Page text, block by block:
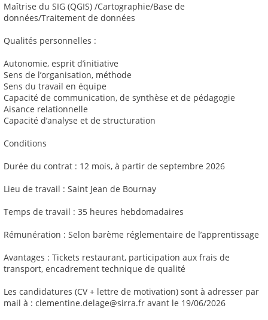
Maîtrise du SIG (QGIS) /Cartographie/Base de
données/Traitement de données
Qualités personnelles :
Autonomie, esprit d’initiative
Sens de l’organisation, méthode
Sens du travail en équipe
Capacité de communication, de synthèse et de pédagogie
Aisance relationnelle
Capacité d’analyse et de structuration
Conditions
Durée du contrat : 12 mois, à partir de septembre 2026
Lieu de travail : Saint Jean de Bournay
Temps de travail : 35 heures hebdomadaires
Rémunération : Selon barème réglementaire de l’apprentissage
Avantages : Tickets restaurant, participation aux frais de
transport, encadrement technique de qualité
Les candidatures (CV + lettre de motivation) sont à adresser par
mail à : clementine.delage@sirra.fr avant le 19/06/2026